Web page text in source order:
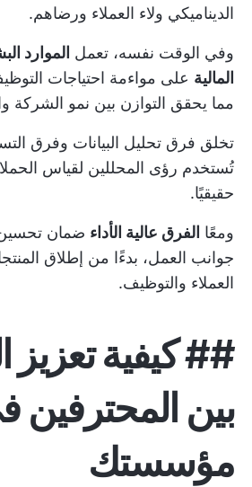
الديناميكي ولاء العملاء ورضاهم.
وفي الوقت نفسه، تعمل الموارد
المالية على مواءمة احتياجات
مما يحقق التوازن بين نمو الشركة
تخلق فرق تحليل البيانات وفرق
تُستخدم رؤى المحللين لقياس
حقيقيًا.
ومعًا الفرق عالية الأداء ضمان
جوانب العمل، بدءًا من إطلاق
العملاء والتوظيف.
##كيفية تعزيز
بين المحترفين
مؤسستك